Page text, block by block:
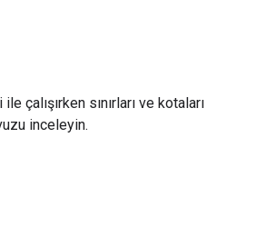
çalışırken sınırları ve kotaları
inceleyin.